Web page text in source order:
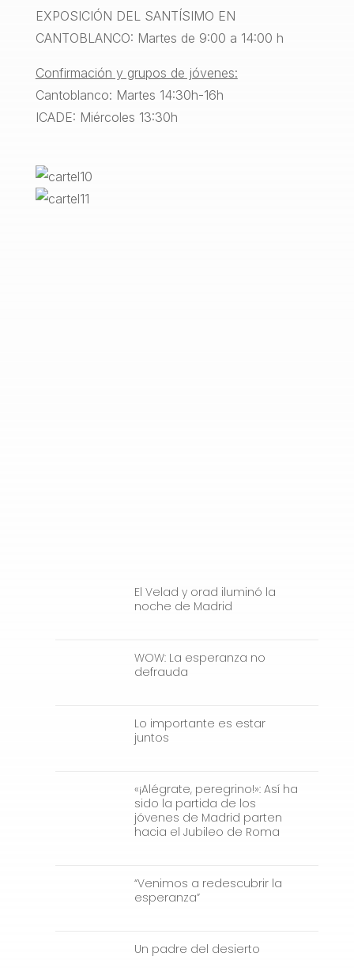
EXPOSICIÓN DEL SANTÍSIMO EN
CANTOBLANCO: Martes de 9:00 a 14:00 h
Confirmación y grupos de jóvenes:
Cantoblanco: Martes 14:30h-16h
ICADE: Miércoles 13:30h
El Velad y orad iluminó la
noche de Madrid
WOW: La esperanza no
defrauda
Lo importante es estar
juntos
«¡Alégrate, peregrino!»: Así ha
sido la partida de los
jóvenes de Madrid parten
hacia el Jubileo de Roma
“Venimos a redescubrir la
esperanza”
Un padre del desierto